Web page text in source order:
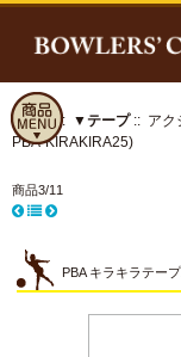
ホーム:: ▼テープ:: アク
PBA-KIRAKIRA25)
商品3/11
PBA キラキラテー